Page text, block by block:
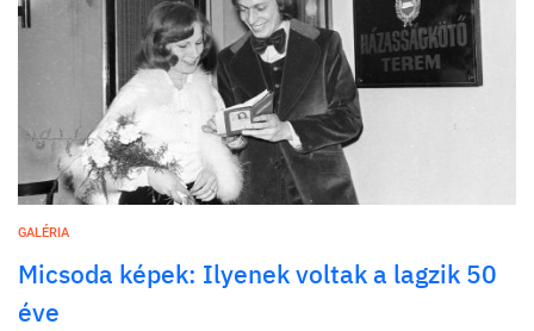
GALÉRIA
Micsoda képek: Ilyenek voltak a lagzik 50
éve